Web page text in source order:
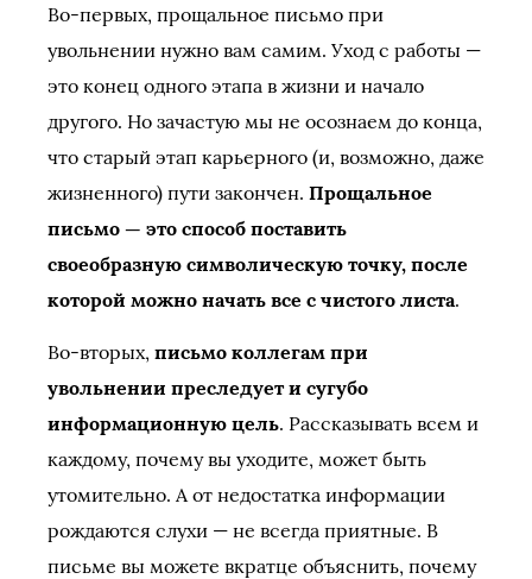
Во-первых, прощальное письмо при
увольнении нужно вам самим. Уход с работы —
это конец одного этапа в жизни и начало
другого. Но зачастую мы не осознаем до конца,
что старый этап карьерного (и, возможно, даже
жизненного) пути закончен. Прощальное
письмо — это способ поставить
своеобразную символическую точку, после
которой можно начать все с чистого листа.
Во-вторых, письмо коллегам при
увольнении преследует и сугубо
информационную цель. Рассказывать всем и
каждому, почему вы уходите, может быть
утомительно. А от недостатка информации
рождаются слухи — не всегда приятные. В
письме вы можете вкратце объяснить, почему